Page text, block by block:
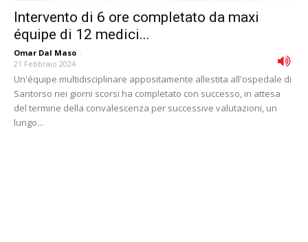
Intervento di 6 ore completato da maxi
équipe di 12 medici...
Omar Dal Maso -
21 Febbraio 2024
Un'équipe multidisciplinare appositamente allestita all'ospedale di
Santorso nei giorni scorsi ha completato con successo, in attesa
del termine della convalescenza per successive valutazioni, un
lungo...